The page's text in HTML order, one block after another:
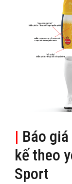
| Báo
kế theo
Sport